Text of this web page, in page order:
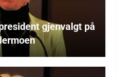
gjenvalgt på